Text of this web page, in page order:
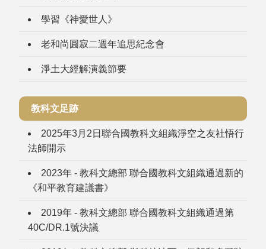
學習《神愛世人》
老和尚圓寂二週年追思紀念會
淨土大經解演義節要
教科文足跡
2025年3月2日聯合國教科文組織淨空之友社悟行
法師開示
2023年 - 教科文總部 聯合國教科文組織通過新的
《和平教育建議書》
2019年 - 教科文總部 聯合國教科文組織通過第
40C/DR.1號決議